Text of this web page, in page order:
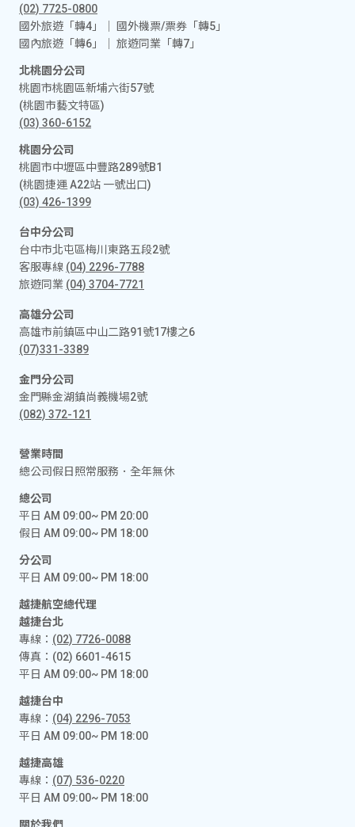
(02) 7725-0800
國外旅遊「轉4」│ 國外機票/票券「轉5」
國內旅遊「轉6」│ 旅遊同業「轉7」
北桃園分公司
桃園市桃園區新埔六街57號
(桃園市藝文特區)
(03) 360-6152
桃園分公司
桃園市中壢區中豐路289號B1
(桃園捷運 A22站 一號出口)
(03) 426-1399
台中分公司
台中市北屯區梅川東路五段2號
客服專線 (04) 2296-7788
旅遊同業 (04) 3704-7721
高雄分公司
高雄市前鎮區中山二路91號17樓之6
(07)331-3389
金門分公司
金門縣金湖鎮尚義機場2號
(082) 372-121
營業時間
總公司假日照常服務．全年無休
總公司
平日 AM 09:00~ PM 20:00
假日 AM 09:00~ PM 18:00
分公司
平日 AM 09:00~ PM 18:00
越捷航空總代理
越捷台北
專線： (02) 7726-0088
傳真：(02) 6601-4615
平日 AM 09:00~ PM 18:00
越捷台中
專線： (04) 2296-7053
平日 AM 09:00~ PM 18:00
越捷高雄
專線： (07) 536-0220
平日 AM 09:00~ PM 18:00